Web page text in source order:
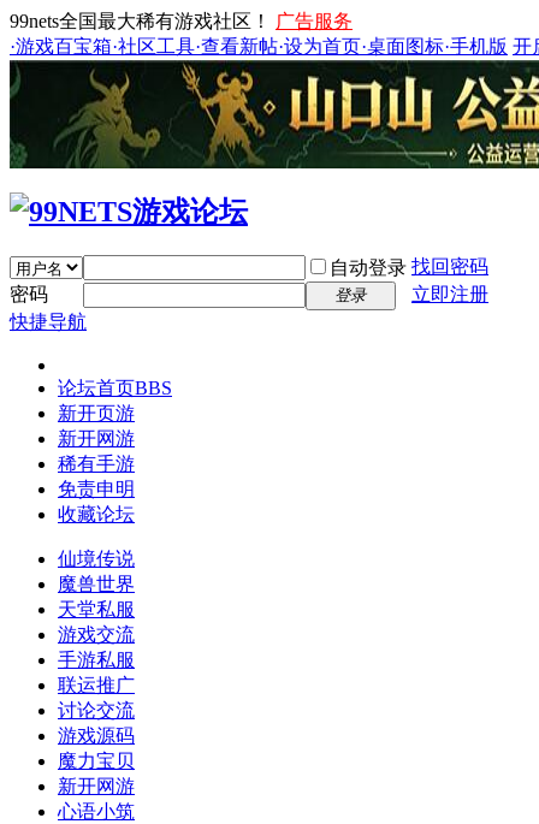
99nets全国最大稀有游戏社区！
广告服务
·游戏百宝箱·社区工具·查看新帖·设为首页·桌面图标·手机版 开
自动登录 找回密码
密码
登录
立即注册
快捷导航
论坛首页BBS
新开页游
新开网游
稀有手游
免责申明
收藏论坛
仙境传说
魔兽世界
天堂私服
游戏交流
手游私服
联运推广
讨论交流
游戏源码
魔力宝贝
新开网游
心语小筑